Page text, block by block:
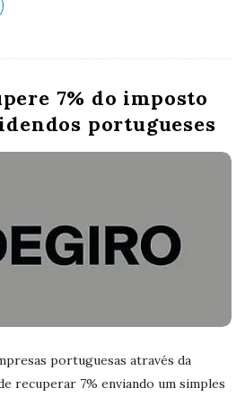
7% do imposto
portugueses
portuguesas através da
recuperar 7% enviando um simples